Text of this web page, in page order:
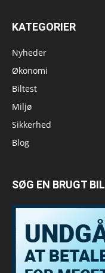
KATEGORIER
Nyheder
Økonomi
Biltest
Miljø
Sikkerhed
Blog
SØG EN BRUGT BIL